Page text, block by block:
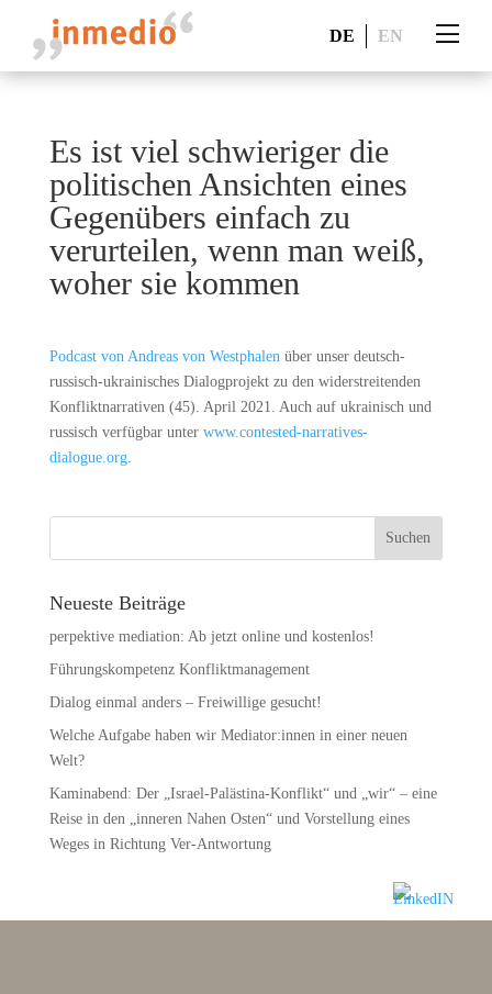
DE EN
Es ist viel schwieriger die
politischen Ansichten eines
Gegenübers einfach zu
verurteilen, wenn man weiß,
woher sie kommen
Podcast von Andreas von Westphalenüber unser deutsch-
russisch-ukrainisches Dialogprojekt zu den widerstreitenden
Konfliktnarrativen (45). April 2021. Auch auf ukrainisch und
russisch verfügbar unter www.contested-narratives-
dialogue.org.
Neueste Beiträge
perpektive mediation: Ab jetzt online und kostenlos!
Führungskompetenz Konfliktmanagement
Dialog einmal anders – Freiwillige gesucht!
Welche Aufgabe haben wir Mediator:innen in einer neuen
Welt?
Kaminabend: Der „Israel-Palästina-Konflikt“ und „wir“ – eine
Reise in den „inneren Nahen Osten“ und Vorstellung eines
Weges in Richtung Ver-Antwortung